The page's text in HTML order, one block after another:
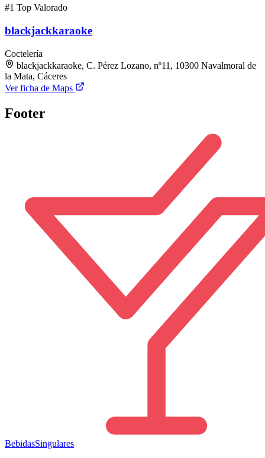
#1 Top Valorado
blackjackkaraoke
Coctelería
blackjackkaraoke, C. Pérez Lozano, nº11, 10300 Navalmoral de
la Mata, Cáceres
Ver ficha de Maps
Footer
BebidasSingulares